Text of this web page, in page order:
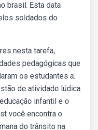
brasil. Esta data
soldados do
nesta tarefa,
pedagógicas que
os estudantes a.
de atividade lúdica
infantil e o
você encontra o.
do trânsito na